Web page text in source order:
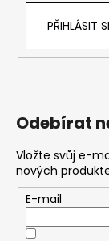
o
p
o
u
PŘIHLÁSIT
Odebírat
Vložte svůj e-
nových
E-mail